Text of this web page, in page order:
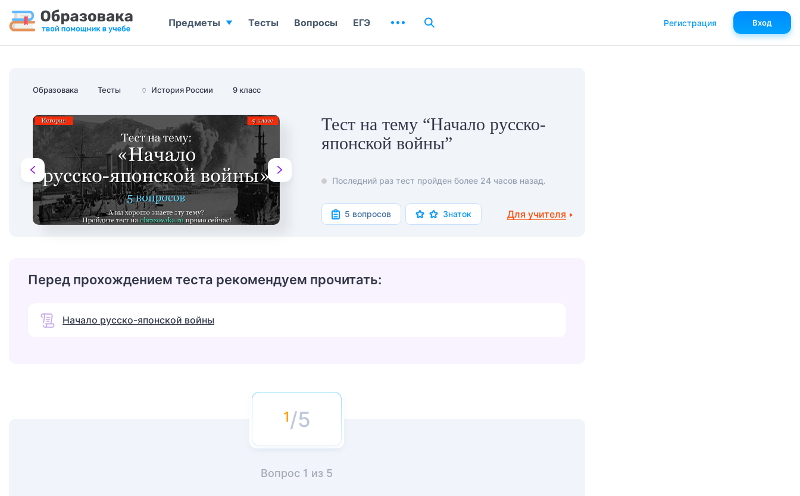
Образовака Тесты 🏺 История России 9 класс
Тест на тему “Начало русско-
японской войны”
Последний раз тест пройден более 24 часов назад.
5 вопросов Знаток Для учителя
Перед прохождением теста рекомендуем прочитать:
Начало русско-японской войны
/5
Вопрос 1 из 5
Предметы Тесты Вопросы ЕГЭ Регистрация Вход